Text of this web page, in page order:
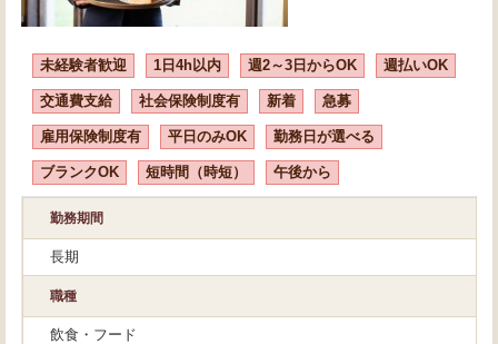
未経験者歓迎 1日4h以内 週2～3日からOK 週払いOK
交通費支給 社会保険制度有 新着 急募
雇用保険制度有 平日のみOK 勤務日が選べる
ブランクOK 短時間（時短） 午後から
勤務期間
長期
職種
飲食・フード